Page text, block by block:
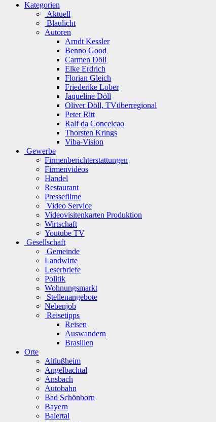
Kategorien
Aktuell
Blaulicht
Autoren
Arndt Kessler
Benno Good
Carmen Döll
Elke Erdrich
Florian Gleich
Friederike Lober
Jaqueline Döll
Oliver Döll, TVüberregional
Peter Ritt
Ralf da Conceicao
Thorsten Krings
Viba-Vision
Gewerbe
Firmenberichterstattungen
Firmenvideos
Handel
Restaurant
Pressefilme
Video Service
Videovisitenkarten Produktion
Wirtschaft
Youtube TV
Gesellschaft
Gemeinde
Landwirte
Leserbriefe
Politik
Wohnungsmarkt
Stellenangebote
Nebenjob
Reisetipps
Reisen
Auswandern
Brasilien
Orte
Altlußheim
Angelbachtal
Ansbach
Autobahn
Bad Schönborn
Bayern
Baiertal